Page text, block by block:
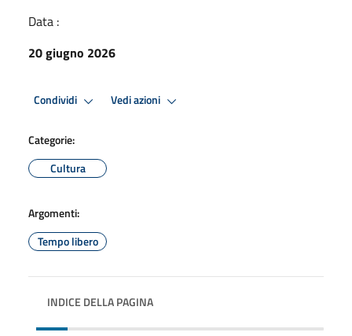
Data :
20 giugno 2026
Condividi Vedi azioni
Categorie:
Cultura
Argomenti:
Tempo libero
INDICE DELLA PAGINA